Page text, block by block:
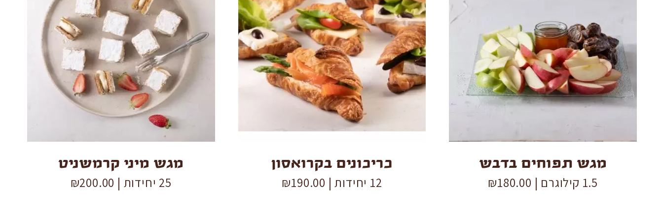
מגש
תפוחים
בדבש
quantity
מגש תפוחים בדבש
1.5 קילוגרם | ₪180.00
כריכונים
בקרואסון
quantity
כריכונים בקרואסון
12 יחידות | ₪190.00
מגש
מיני
קרמשניט
quantity
מגש מיני קרמשניט
25 יחידות | ₪200.00